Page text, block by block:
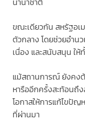
ขณะเดียวกัน สหรัฐอ
ตัวกลาง โดยช่วยอำน
เนื่อง และสนับสนุน ใ
แม้สถานการณ์ ยังคง
หารืออีกครั้งสะท้อน
โอกาสให้การแก้ไขปั
ที่ผ่านมา